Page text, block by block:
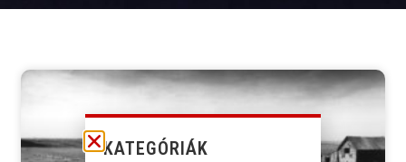
KATEGÓRIÁK